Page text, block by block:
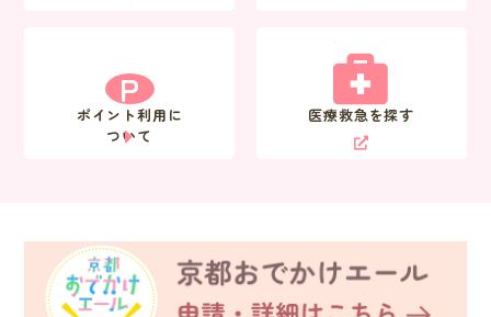
P
ポイント利用に
ついて
医療救急を探す